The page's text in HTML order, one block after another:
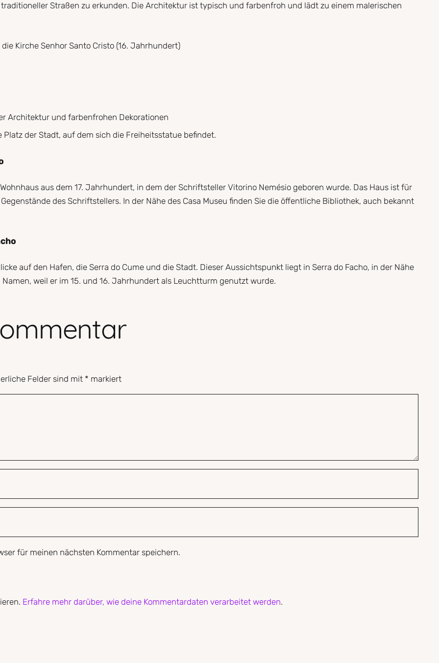
Straßen zu erkunden. Die Architektur ist typisch und farbenfroh und lädt zu einem malerischen
Kirche Senhor Santo Cristo (16. Jahrhundert)
Architektur und farbenfrohen Dekorationen
Platz der Stadt, auf dem sich die Freiheitsstatue befindet.
aus dem 17. Jahrhundert, in dem der Schriftsteller Vitorino Nemésio geboren wurde. Das Haus ist für
des Schriftstellers. In der Nähe des Casa Museu finden Sie die öffentliche Bibliothek, auch bekannt
auf den Hafen, die Serra do Cume und die Stadt. Dieser Aussichtspunkt liegt in Serra do Facho, in der Nähe
weil er im 15. und 16. Jahrhundert als Leuchtturm genutzt wurde.
Felder sind mit * markiert
für meinen nächsten Kommentar speichern.
Erfahre mehr darüber, wie deine Kommentardaten verarbeitet werden.